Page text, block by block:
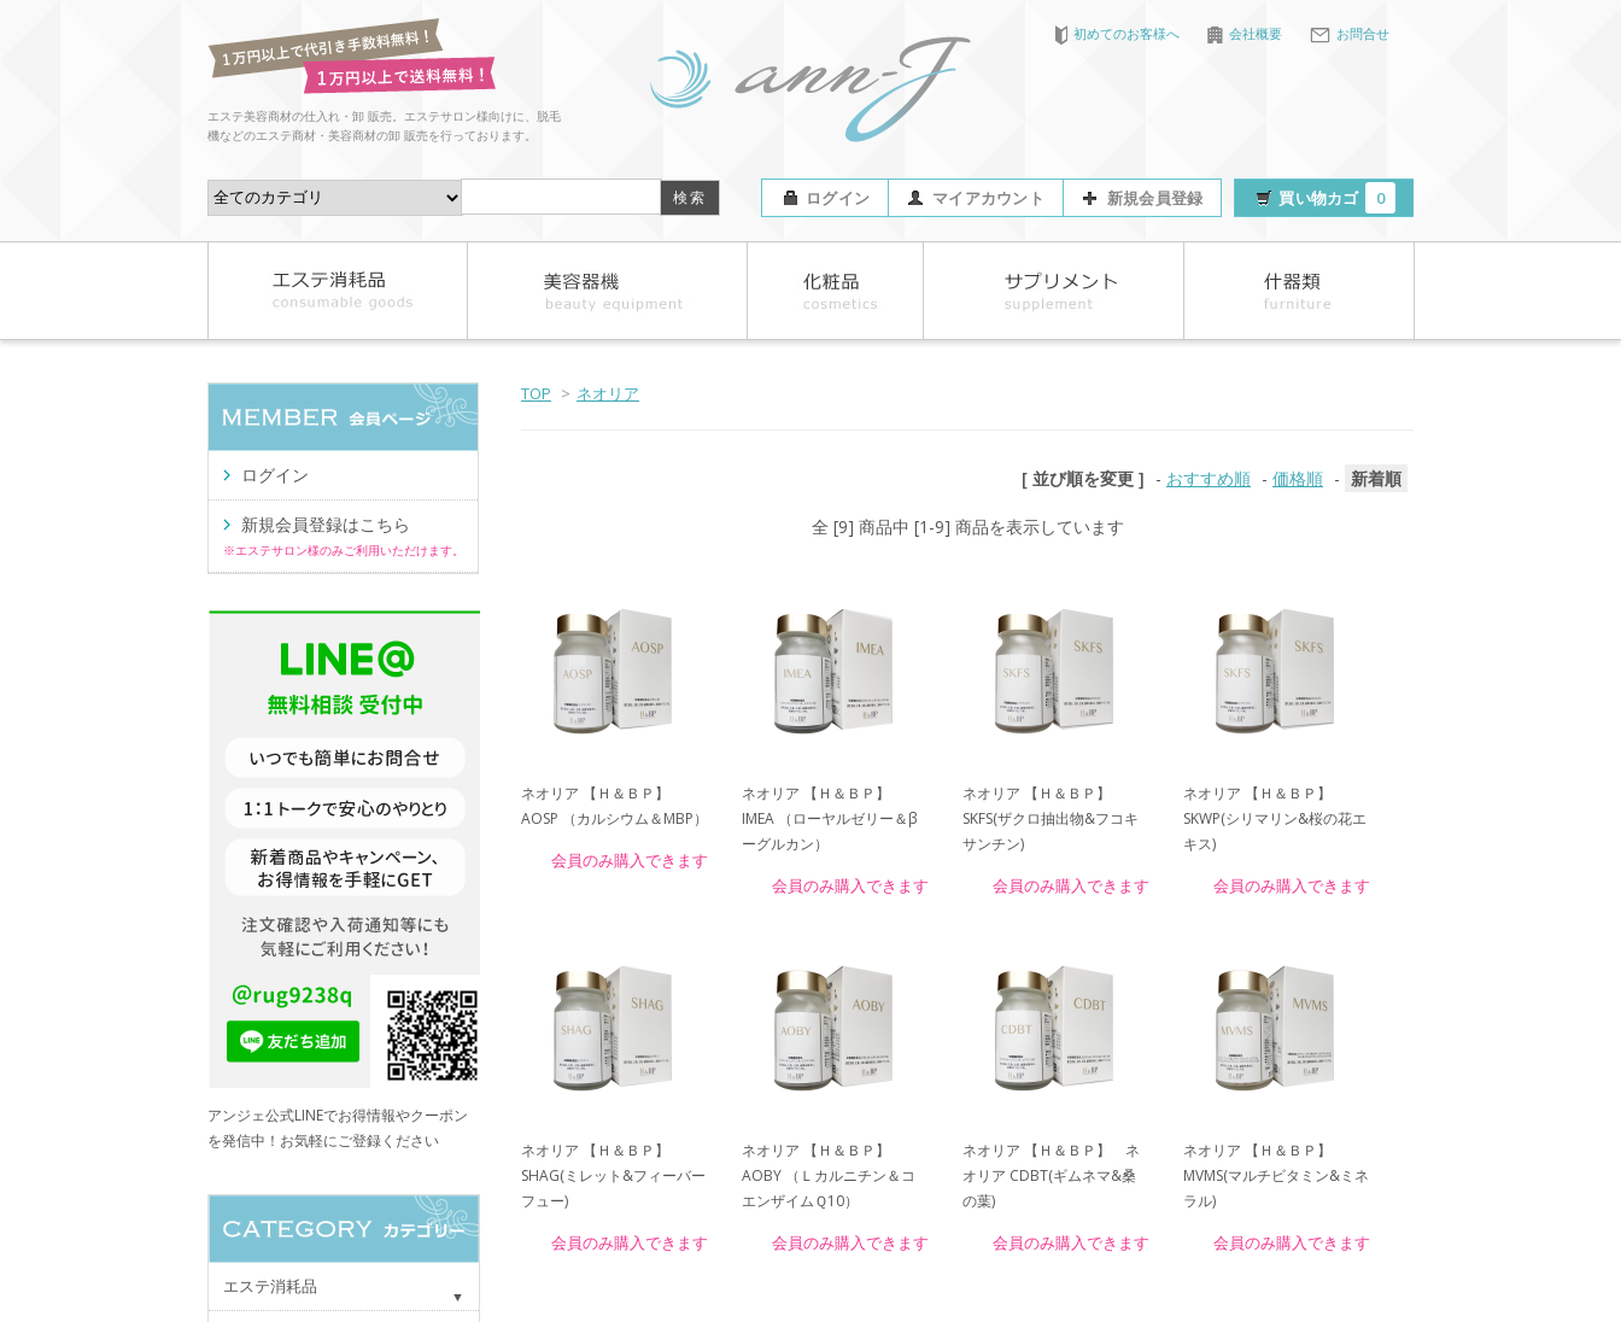
エステ美容商材の仕入れ・卸 販売。エステサロン様向けに、脱毛
機などのエステ商材・美容商材の卸 販売を行っております。
初めてのお客様へ 会社概要 お問合せ
ログイン マイアカウント 新規会員登録 買い物カゴ 0
TOP > ネオリア
[ 並び順を変更 ] - おすすめ順 - 価格順 - 新着順
全 [9] 商品中 [1-9] 商品を表示しています
ネオリア 【Ｈ＆ＢＰ】
AOSP （カルシウム＆MBP）
会員のみ購入できます
ネオリア 【Ｈ＆ＢＰ】
IMEA （ローヤルゼリー＆β
ーグルカン）
会員のみ購入できます
ネオリア 【Ｈ＆ＢＰ】
SKFS(ザクロ抽出物&フコキ
サンチン)
会員のみ購入できます
ネオリア 【Ｈ＆ＢＰ】
SKWP(シリマリン&桜の花エ
キス)
会員のみ購入できます
ネオリア 【Ｈ＆ＢＰ】
SHAG(ミレット&フィーバー
フュー)
会員のみ購入できます
ネオリア 【Ｈ＆ＢＰ】
AOBY （Ｌカルニチン＆コ
エンザイムＱ10）
会員のみ購入できます
ネオリア 【Ｈ＆ＢＰ】 ネ
オリア CDBT(ギムネマ&桑
の葉)
会員のみ購入できます
ネオリア 【Ｈ＆ＢＰ】
MVMS(マルチビタミン&ミネ
ラル)
会員のみ購入できます
ログイン
新規会員登録はこちら
※エステサロン様のみご利用いただけます。
アンジェ公式LINEでお得情報やクーポン
を発信中！お気軽にご登録ください
エステ消耗品